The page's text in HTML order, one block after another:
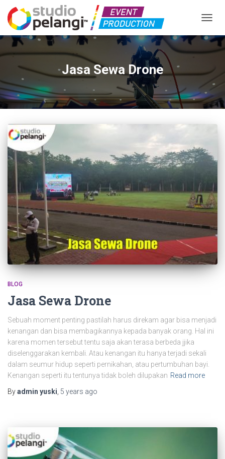
Jasa Sewa Drone
BLOG
Jasa Sewa Drone
Sebuah moment penting pastilah harus direkam agar bisa menjadi
kenangan dan bisa membagikannya kepada banyak orang. Hal ini
karena momen tersebut tentu saja akan terasa berbeda jjika
diselenggarakan kembali. Atau kenangan itu hanya terjadi sekali
dalam seumur hidup seperti pernikahan, atau pertumbuhan bayi.
Kenangan seperti itu tentunya tidak boleh dilupakan Read more
Byadmin yuski 5 years ago